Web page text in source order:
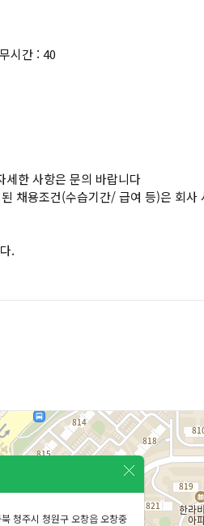
시간 : 40
세한 사항은 문의 바랍니다
채용조건(수습기간/ 급여 등)은 회사
.
청주시 청원구 오창읍 오창중